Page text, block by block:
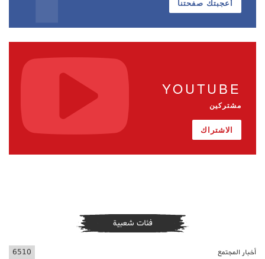
أعجبتك صفحتنا
YOUTUBE
مشتركين
الاشتراك
فئات شعبية
أخبار المجتمع 6510